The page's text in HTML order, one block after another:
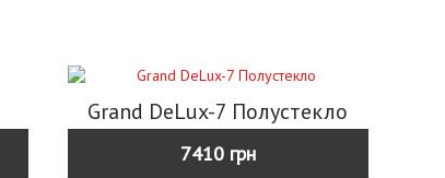
Grand DeLux-7 Полустекло
7410 грн